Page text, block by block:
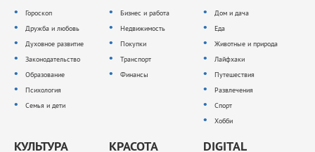
Гороскоп
Дружба и любовь
Духовное развитие
Законодательство
Образование
Психология
Семья и дети
Бизнес и работа
Недвижимость
Покупки
Транспорт
Финансы
Дом и дача
Еда
Животные и природа
Лайфхаки
Путешествия
Развлечения
Спорт
Хобби
КУЛЬТУРА КРАСОТА DIGITAL